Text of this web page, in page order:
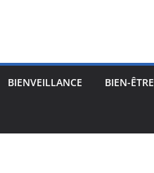
BIENVEILLANCE BIEN-ÊTRE